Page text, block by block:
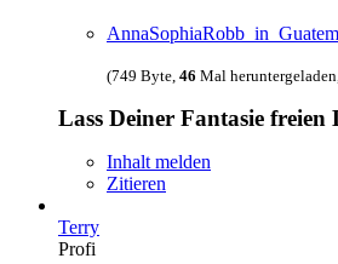
(749 Byte, 46 Mal
Lass Deiner Fantasie freien
Inhalt melden
Zitieren
Terry
Profi